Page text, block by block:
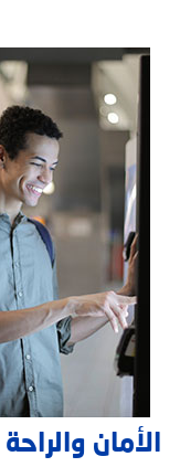
الأمان والراحة